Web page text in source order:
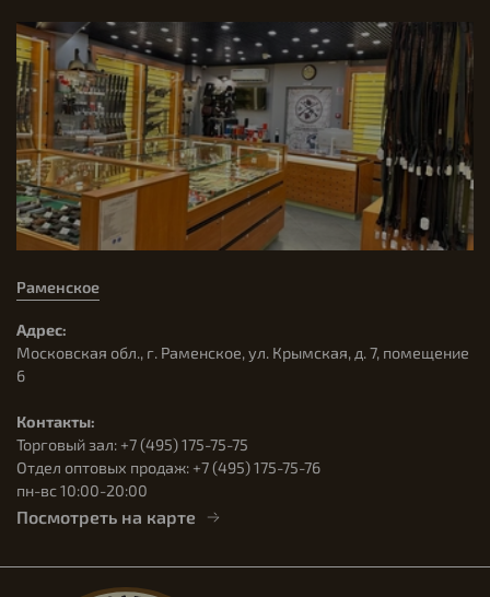
Раменское
Адрес:
Московская обл., г. Раменское, ул. Крымская, д. 7, помещение
6
Контакты:
Торговый зал: +7 (495) 175-75-75
Отдел оптовых продаж: +7 (495) 175-75-76
пн-вс 10:00-20:00
Посмотреть на карте